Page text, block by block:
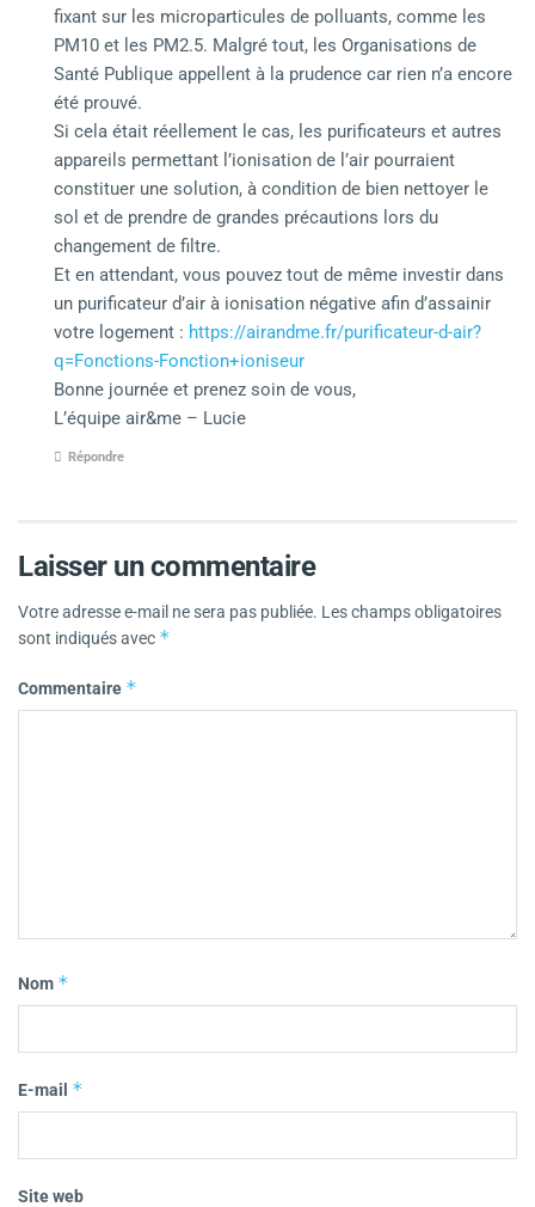
fixant sur les microparticules de polluants, comme les
PM10 et les PM2.5. Malgré tout, les Organisations de
Santé Publique appellent à la prudence car rien n’a encore
été prouvé.
Si cela était réellement le cas, les purificateurs et autres
appareils permettant l’ionisation de l’air pourraient
constituer une solution, à condition de bien nettoyer le
sol et de prendre de grandes précautions lors du
changement de filtre.
Et en attendant, vous pouvez tout de même investir dans
un purificateur d’air à ionisation négative afin d’assainir
votre logement : https://airandme.fr/purificateur-d-air?
q=Fonctions-Fonction+ioniseur
Bonne journée et prenez soin de vous,
L’équipe air&me – Lucie
Répondre
Laisser un commentaire
Votre adresse e-mail ne sera pas publiée. Les champs obligatoires
sont indiqués avec *
Commentaire *
Nom *
E-mail *
Site web